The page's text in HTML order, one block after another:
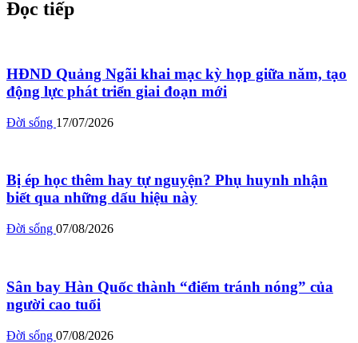
Đọc tiếp
HĐND Quảng Ngãi khai mạc kỳ họp giữa năm, tạo
động lực phát triển giai đoạn mới
Đời sống 17/07/2026
Bị ép học thêm hay tự nguyện? Phụ huynh nhận
biết qua những dấu hiệu này
Đời sống 07/08/2026
Sân bay Hàn Quốc thành “điểm tránh nóng” của
người cao tuổi
Đời sống 07/08/2026